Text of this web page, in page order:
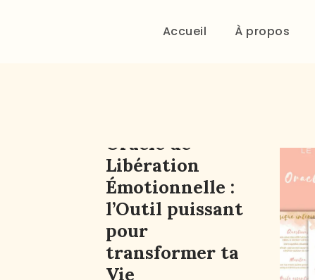
Accueil À propos
Oracle de
Libération
Émotionnelle :
l’Outil puissant
pour
transformer ta
Vie